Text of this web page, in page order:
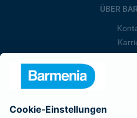
ÜBER
Barmenia ist Teil der